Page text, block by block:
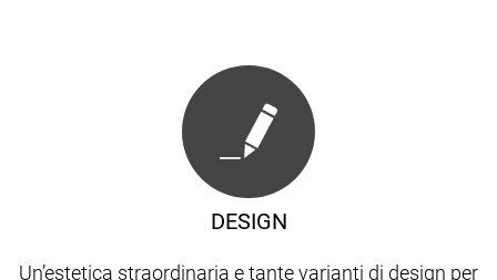
DESIGN
Un’estetica straordinaria e tante varianti di design per